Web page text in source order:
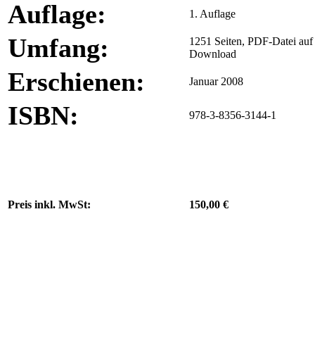
Auflage: 1. Auflage
Umfang:
1251 Seiten, PDF-Datei
Download
Erschienen: Januar 2008
ISBN: 978-3-8356-3144-1
Preis inkl. MwSt: 150,00 €